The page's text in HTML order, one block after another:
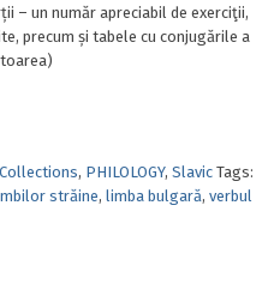
– un număr apreciabil de exerciţii,
precum și tabele cu conjugările a
Collections, PHILOLOGY, Slavic Tags:
străine, limba bulgară, verbul